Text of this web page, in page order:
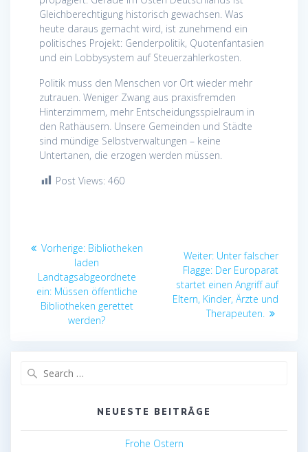
Gleichberechtigung historisch gewachsen. Was
heute daraus gemacht wird, ist zunehmend ein
politisches Projekt: Genderpolitik, Quotenfantasien
und ein Lobbysystem auf Steuerzahlerkosten.
Politik muss den Menschen vor Ort wieder mehr
zutrauen. Weniger Zwang aus praxisfremden
Hinterzimmern, mehr Entscheidungsspielraum in
den Rathäusern. Unsere Gemeinden und Städte
sind mündige Selbstverwaltungen – keine
Untertanen, die erzogen werden müssen.
Post Views: 460
Beitragsnavigation
Vorherige: Vorheriger
Beitrag:
Bibliotheken
laden
Landtagsabgeordnete
ein: Müssen öffentliche
Bibliotheken gerettet
werden?
Weiter: Nächster
Beitrag:
Unter falscher
Flagge: Der Europarat
startet einen Angriff auf
Eltern, Kinder, Ärzte und
Therapeuten.
NEUESTE BEITRÄGE
Frohe Ostern